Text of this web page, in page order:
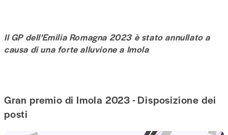
Il GP dell'Emilia Romagna 2023 è stato annullato a
causa di una forte alluvione a Imola
Gran premio di Imola 2023 - Disposizione dei
posti